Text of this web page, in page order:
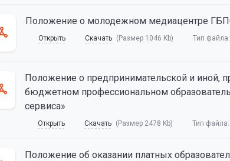
Положение о молодежном медиацентре
Открыть Скачать (Размер 1046 Kb) Тип файла:
Положение о предпринимательской и иной,
бюджетном профессиональном
сервиса»
Открыть Скачать (Размер 2478 Kb) Тип файла:
Положение об оказании платных